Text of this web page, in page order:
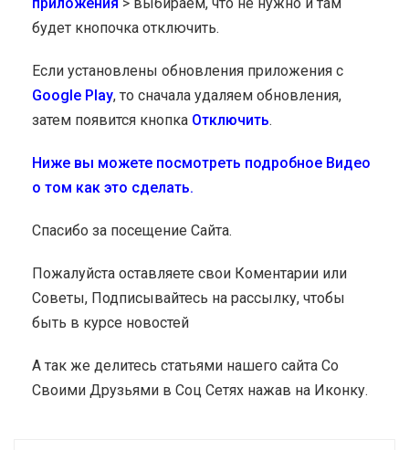
будет кнопочка отключить.
Если установлены обновления приложения с
Google Play, то сначала удаляем обновления,
затем появится кнопка Отключить.
Ниже вы можете посмотреть подробное Видео
о том как это сделать.
Спасибо за посещение Сайта.
Пожалуйста оставляете свои Коментарии или
Советы, Подписывайтесь на рассылку, чтобы
быть в курсе новостей
А так же делитесь статьями нашего сайта Со
Своими Друзьями в Соц Сетях нажав на Иконку.